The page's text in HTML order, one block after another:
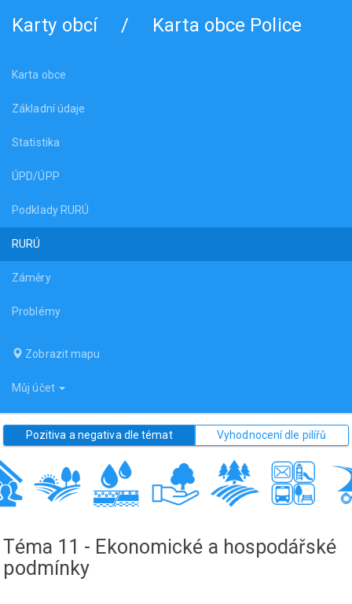
Karty obcí / Karta obce Police
Karta obce
Základní údaje
Statistika
ÚPD/ÚPP
Podklady RURÚ
RURÚ
Záměry
Problémy
Zobrazit mapu
Můj účet
Pozitiva a negativa dle témat Vyhodnocení dle pilířů
Téma 11 - Ekonomické a hospodářské
podmínky